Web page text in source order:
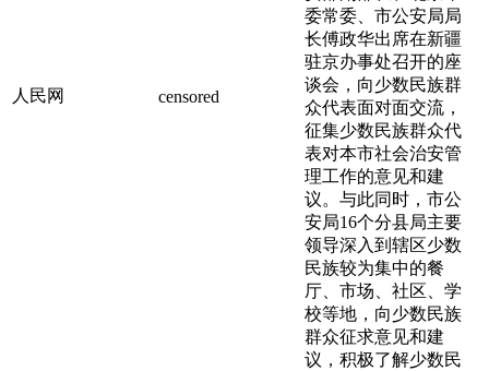
人民网 censored
委常委、市公安局局
长傅政华出席在新疆
驻京办事处召开的座
谈会，向少数民族群
众代表面对面交流，
征集少数民族群众代
表对本市社会治安管
理工作的意见和建
议。与此同时，市公
安局16个分县局主要
领导深入到辖区少数
民族较为集中的餐
厅、市场、社区、学
校等地，向少数民族
群众征求意见和建
议，积极了解少数民